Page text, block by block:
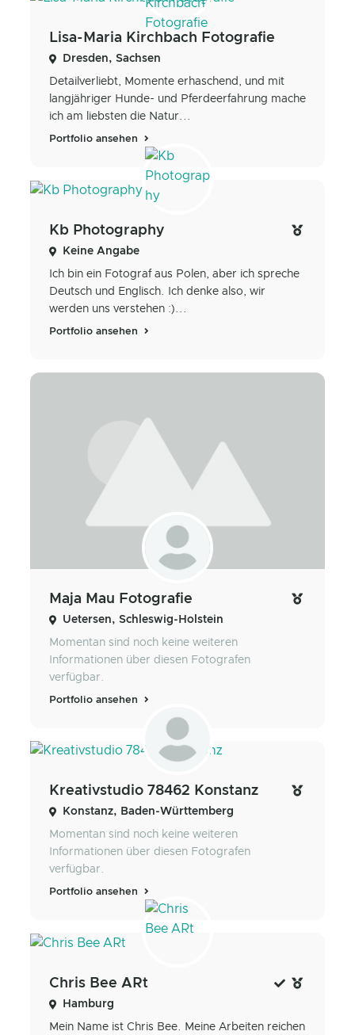
Lisa-Maria Kirchbach Fotografie
Dresden, Sachsen
Detailverliebt, Momente erhaschend, und mit
langjähriger Hunde- und Pferdeerfahrung mache
ich am liebsten die Natur...
Portfolio ansehen
Kb Photography
Keine Angabe
Ich bin ein Fotograf aus Polen, aber ich spreche
Deutsch und Englisch. Ich denke also, wir
werden uns verstehen :)...
Portfolio ansehen
Maja Mau Fotografie
Uetersen, Schleswig-Holstein
Momentan sind noch keine weiteren
Informationen über diesen Fotografen
verfügbar.
Portfolio ansehen
Kreativstudio 78462 Konstanz
Konstanz, Baden-Württemberg
Momentan sind noch keine weiteren
Informationen über diesen Fotografen
verfügbar.
Portfolio ansehen
Chris Bee ARt
Hamburg
Mein Name ist Chris Bee. Meine Arbeiten reichen